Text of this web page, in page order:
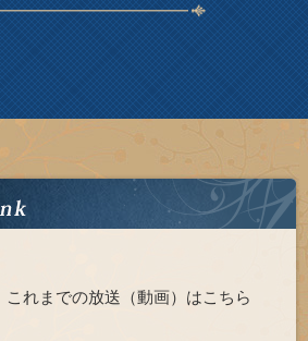
これまでの放送（動画）はこちら